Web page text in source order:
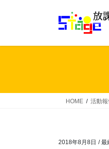
HOME 活動
2018年8月8日 / 最